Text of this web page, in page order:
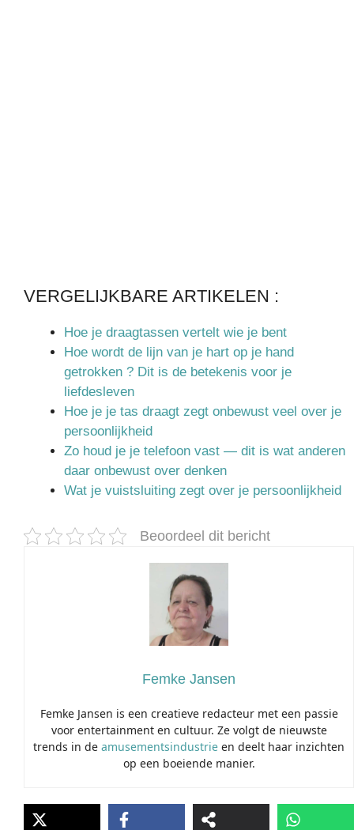
VERGELIJKBARE ARTIKELEN :
Hoe je draagtassen vertelt wie je bent
Hoe wordt de lijn van je hart op je hand
getrokken ? Dit is de betekenis voor je
liefdesleven
Hoe je je tas draagt zegt onbewust veel over je
persoonlijkheid
Zo houd je je telefoon vast — dit is wat anderen
daar onbewust over denken
Wat je vuistsluiting zegt over je persoonlijkheid
Beoordeel dit bericht
Femke Jansen
Femke Jansen is een creatieve redacteur met een passie
voor entertainment en cultuur. Ze volgt de nieuwste
trends in de amusementsindustrie en deelt haar inzichten
op een boeiende manier.